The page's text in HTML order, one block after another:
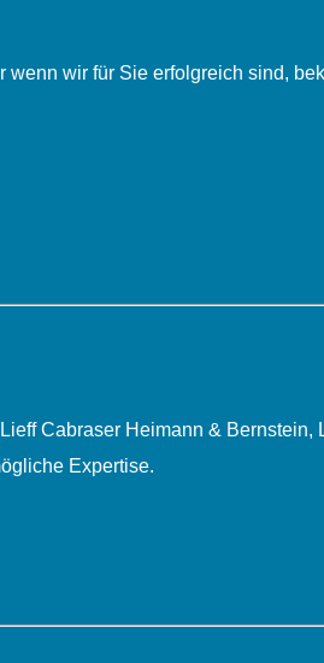
wir für Sie erfolgreich sind,
Cabraser Heimann &
Expertise.